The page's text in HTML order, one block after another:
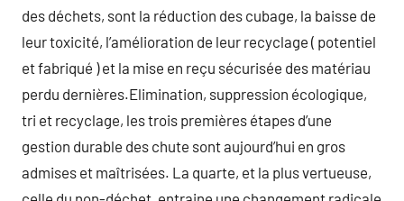
des déchets, sont la réduction des cubage, la baisse de
leur toxicité, l’amélioration de leur recyclage ( potentiel
et fabriqué ) et la mise en reçu sécurisée des matériau
perdu dernières.Elimination, suppression écologique,
tri et recyclage, les trois premières étapes d’une
gestion durable des chute sont aujourd’hui en gros
admises et maîtrisées. La quarte, et la plus vertueuse,